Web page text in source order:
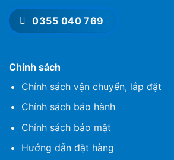
0355 040 769
Chính sách
Chính sách vận chuyển, lắp đặt
Chính sách bảo hành
Chính sách bảo mật
Hướng dẫn đặt hàng